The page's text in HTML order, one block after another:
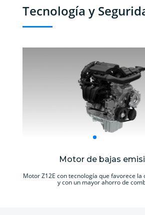
Tecnología y
Motor de bajas
Motor Z12E con tecnología que favorece
y con un mayor ahorro de